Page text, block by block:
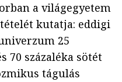
a világegyetem
kutatja: eddigi
25
70 százaléka sötét
tágulás